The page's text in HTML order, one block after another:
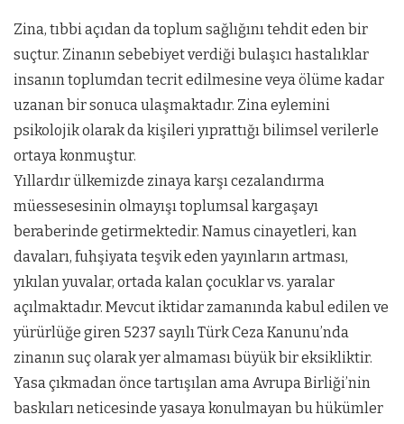
Zina, tıbbi açıdan da toplum sağlığını tehdit eden bir
suçtur. Zinanın sebebiyet verdiği bulaşıcı hastalıklar
insanın toplumdan tecrit edilmesine veya ölüme kadar
uzanan bir sonuca ulaşmaktadır. Zina eylemini
psikolojik olarak da kişileri yıprattığı bilimsel verilerle
ortaya konmuştur.
Yıllardır ülkemizde zinaya karşı cezalandırma
müessesesinin olmayışı toplumsal kargaşayı
beraberinde getirmektedir. Namus cinayetleri, kan
davaları, fuhşiyata teşvik eden yayınların artması,
yıkılan yuvalar, ortada kalan çocuklar vs. yaralar
açılmaktadır. Mevcut iktidar zamanında kabul edilen ve
yürürlüğe giren 5237 sayılı Türk Ceza Kanunu’nda
zinanın suç olarak yer almaması büyük bir eksikliktir.
Yasa çıkmadan önce tartışılan ama Avrupa Birliği’nin
baskıları neticesinde yasaya konulmayan bu hükümler